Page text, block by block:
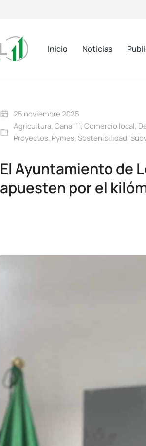
Inicio Noticias
25 noviembre 2025
Agricultura, Canal 11, Comercio local,
Proyectos, Pymes, Sostenibilidad,
El Ayuntamiento de
apuesten por el